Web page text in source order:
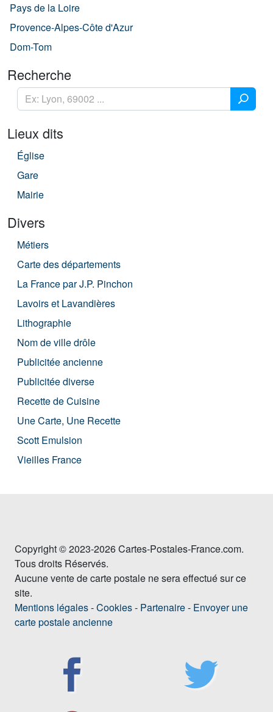
Pays de la Loire
Provence-Alpes-Côte d'Azur
Dom-Tom
Recherche
Lieux dits
Église
Gare
Mairie
Divers
Métiers
Carte des départements
La France par J.P. Pinchon
Lavoirs et Lavandières
Lithographie
Nom de ville drôle
Publicitée ancienne
Publicitée diverse
Recette de Cuisine
Une Carte, Une Recette
Scott Emulsion
Vieilles France
Copyright © 2023-2026 Cartes-Postales-France.com.
Tous droits Réservés.
Aucune vente de carte postale ne sera effectué sur ce
site.
Mentions légales-Cookies- Partenaire- Envoyer une
carte postale ancienne